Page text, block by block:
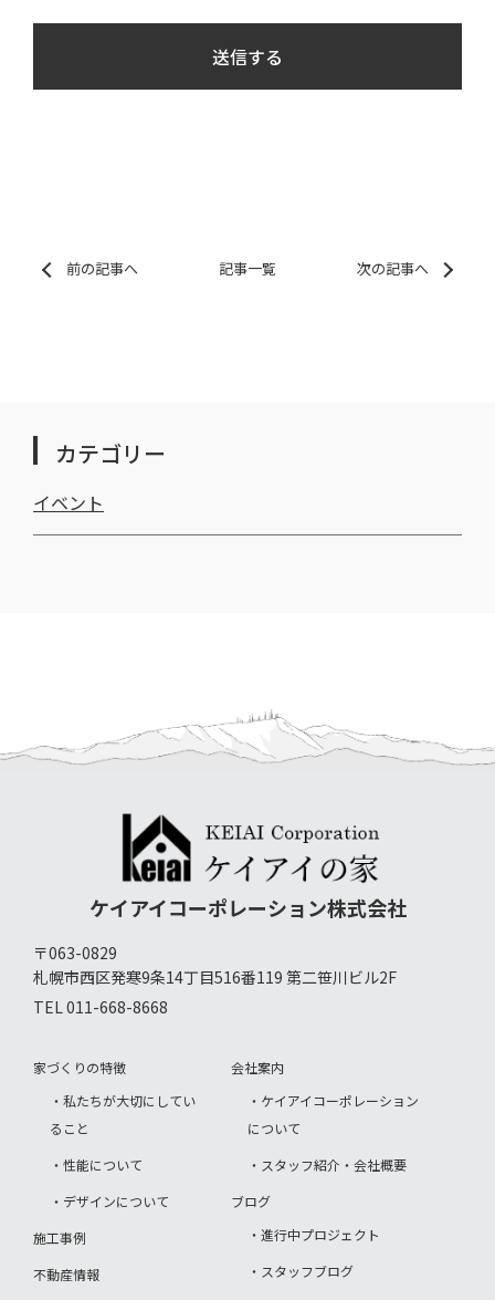
前の記事へ 記事一覧 次の記事へ
カテゴリー
イベント
ケイアイコーポレーション株式会社
〒063-0829
札幌市西区発寒9条14丁目516番119 第二笹川ビル2F
TEL 011-668-8668
家づくりの特徴
・私たちが大切にしてい
ること
・性能について
・デザインについて
施工事例
不動産情報
会社案内
・ケイアイコーポレーション
について
・スタッフ紹介・会社概要
ブログ
・進行中プロジェクト
・スタッフブログ